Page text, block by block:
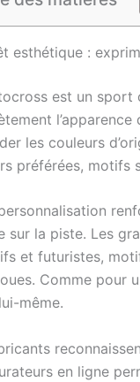
esthétique :
est un sport
les couleurs
préférées, motifs
sur la piste. Les
et futuristes,
Comme pour
même.
en ligne